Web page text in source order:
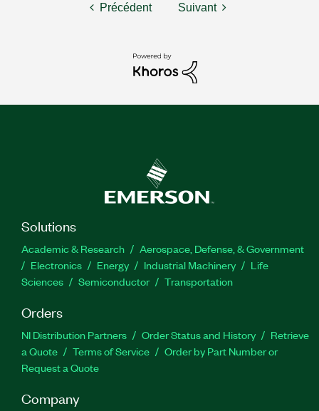
Précédent Suivant
Solutions
Academic & Research
Aerospace, Defense, & Government
Electronics
Energy Industrial Machinery
Life
Sciences
Semiconductor Transportation
Orders
NI Distribution Partners Order Status and History
Retrieve
a Quote
Terms of Service
Order by Part Number or
Request a Quote
Company